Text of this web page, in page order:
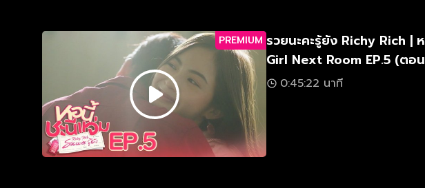
PREMIUM รวยนะคะรู้ยัง Richy Rich |
Girl Next Room EP.5 (ตอ
0:45:22 นาที